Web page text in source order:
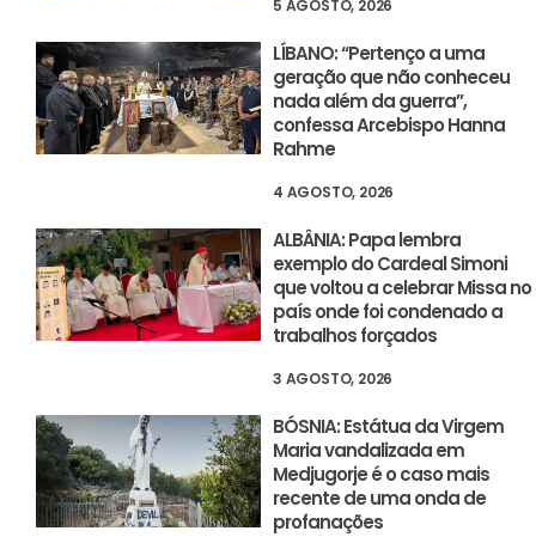
5 AGOSTO, 2026
LÍBANO: “Pertenço a uma
geração que não conheceu
nada além da guerra”,
confessa Arcebispo Hanna
Rahme
4 AGOSTO, 2026
ALBÂNIA: Papa lembra
exemplo do Cardeal Simoni
que voltou a celebrar Missa no
país onde foi condenado a
trabalhos forçados
3 AGOSTO, 2026
BÓSNIA: Estátua da Virgem
Maria vandalizada em
Medjugorje é o caso mais
recente de uma onda de
profanações